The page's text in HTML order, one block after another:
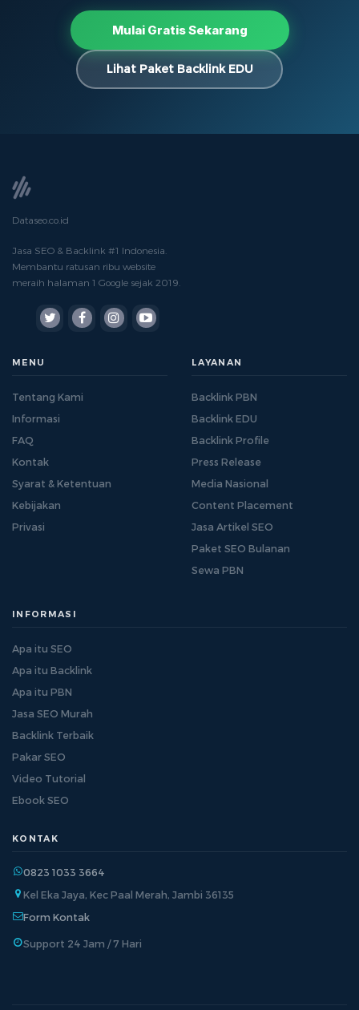
Mulai Gratis Sekarang
Lihat Paket Backlink EDU
Dataseo.co.id
Jasa SEO & Backlink #1 Indonesia.
Membantu ratusan ribu website
meraih halaman 1 Google sejak 2019.
MENU
Tentang Kami
Informasi
FAQ
Kontak
Syarat & Ketentuan
Kebijakan
Privasi
LAYANAN
Backlink PBN
Backlink EDU
Backlink Profile
Press Release
Media Nasional
Content Placement
Jasa Artikel SEO
Paket SEO Bulanan
Sewa PBN
INFORMASI
Apa itu SEO
Apa itu Backlink
Apa itu PBN
Jasa SEO Murah
Backlink Terbaik
Pakar SEO
Video Tutorial
Ebook SEO
KONTAK
0823 1033 3664
Kel Eka Jaya, Kec Paal Merah, Jambi 36135
Form Kontak
Support 24 Jam / 7 Hari